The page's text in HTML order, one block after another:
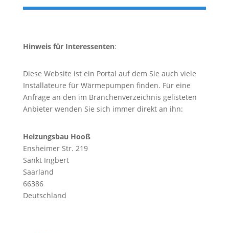
Hinweis für Interessenten:
Diese Website ist ein Portal auf dem Sie auch viele
Installateure für Wärmepumpen finden. Für eine
Anfrage an den im Branchenverzeichnis gelisteten
Anbieter wenden Sie sich immer direkt an ihn:
Heizungsbau Hooß
Ensheimer Str. 219
Sankt Ingbert
Saarland
66386
Deutschland